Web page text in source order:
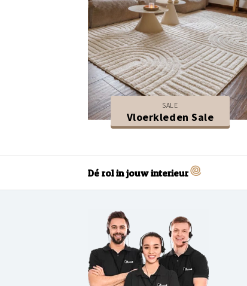
SALE
Vloerkleden Sale
Dé rol in jouw interieur